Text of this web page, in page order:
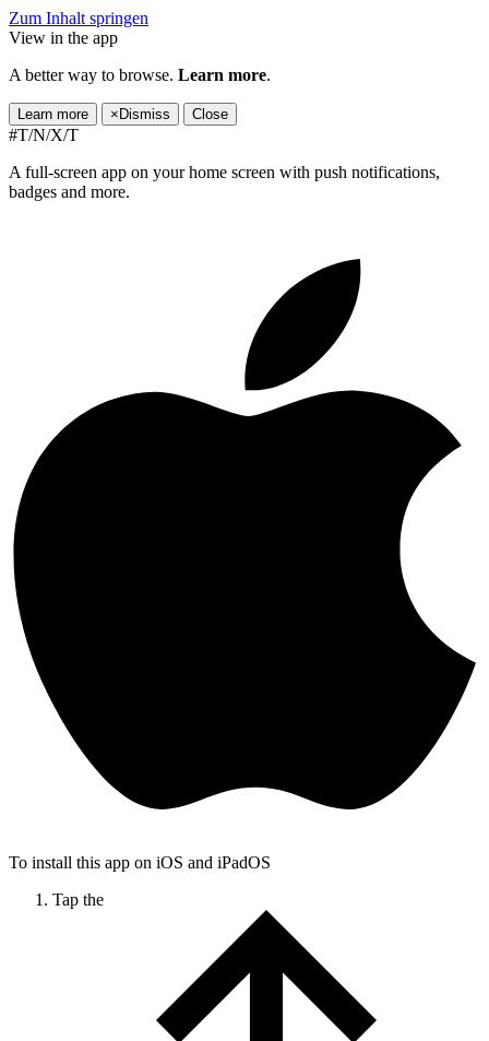
Zum Inhalt springen
View in the app
A better way to browse. Learn more.
Learn more × Dismiss Close
#T/N/X/T
A full-screen app on your home screen with push notifications,
badges and more.
To install this app on iOS and iPadOS
Tap the